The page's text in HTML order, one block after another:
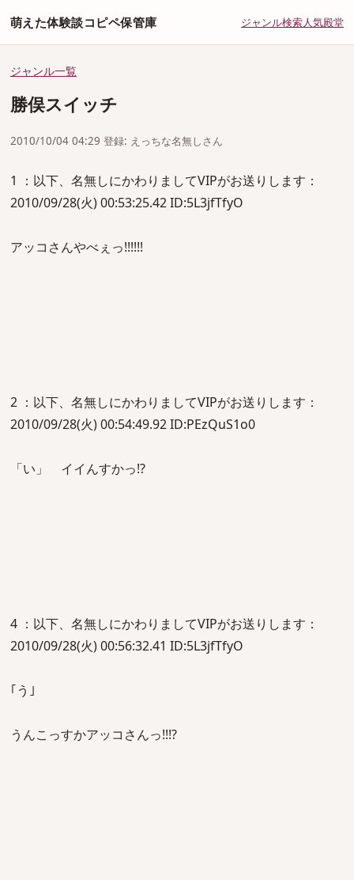
萌えた体験談コピペ保管庫 ジャンル検索人気殿堂
ジャンル一覧
勝俣スイッチ
2010/10/04 04:29 登録: えっちな名無しさん
1 ：以下、名無しにかわりましてVIPがお送りします：
2010/09/28(火) 00:53:25.42 ID:5L3jfTfyO
アッコさんやべぇっ!!!!!!
2 ：以下、名無しにかわりましてVIPがお送りします：
2010/09/28(火) 00:54:49.92 ID:PEzQuS1o0
「い」 イイんすかっ!?
4 ：以下、名無しにかわりましてVIPがお送りします：
2010/09/28(火) 00:56:32.41 ID:5L3jfTfyO
｢う｣
うんこっすかアッコさんっ!!!?